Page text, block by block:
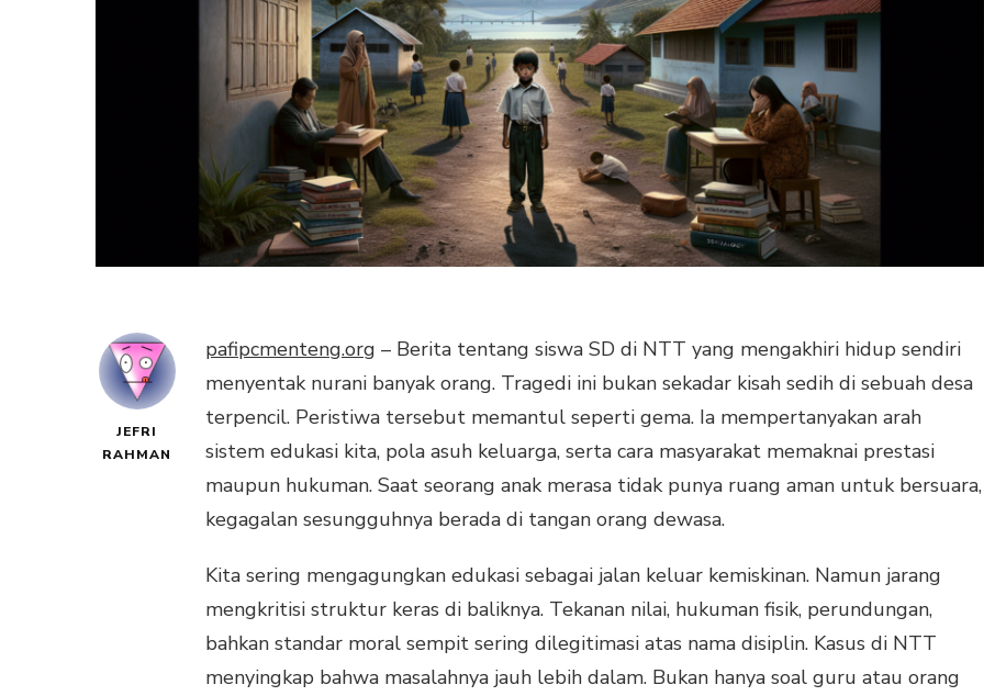
JEFRI
RAHMAN
pafipcmenteng.org – Berita tentang siswa SD di NTT yang mengakhiri hidup sendiri
menyentak nurani banyak orang. Tragedi ini bukan sekadar kisah sedih di sebuah desa
terpencil. Peristiwa tersebut memantul seperti gema. Ia mempertanyakan arah
sistem edukasi kita, pola asuh keluarga, serta cara masyarakat memaknai prestasi
maupun hukuman. Saat seorang anak merasa tidak punya ruang aman untuk bersuara,
kegagalan sesungguhnya berada di tangan orang dewasa.
Kita sering mengagungkan edukasi sebagai jalan keluar kemiskinan. Namun jarang
mengkritisi struktur keras di baliknya. Tekanan nilai, hukuman fisik, perundungan,
bahkan standar moral sempit sering dilegitimasi atas nama disiplin. Kasus di NTT
menyingkap bahwa masalahnya jauh lebih dalam. Bukan hanya soal guru atau orang